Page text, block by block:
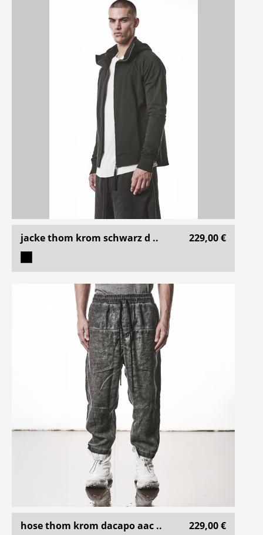
jacke thom krom schwarz d .. 229,00 €
hose thom krom dacapo aac .. 229,00 €